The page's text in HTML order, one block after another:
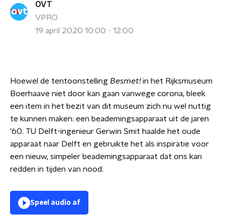
OVT
VPRO
19 april 2020 10:00 - 12:00
Hoewel de tentoonstelling Besmet!in het Rijksmuseum
Boerhaave niet door kan gaan vanwege corona, bleek
een item in het bezit van dit museum zich nu wel nuttig
te kunnen maken: een beademingsapparaat uit de jaren
’60. TU Delft-ingenieur Gerwin Smit haalde het oude
apparaat naar Delft en gebruikte het als inspiratie voor
een nieuw, simpeler beademingsapparaat dat ons kan
redden in tijden van nood.
Speel audio af